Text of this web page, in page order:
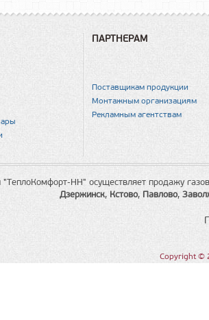
ПАРТНЕРАМ
Поставщикам продукции
Монтажным организациям
Рекламным агентствам
"ТеплоКомфорт-НН" осуществляет продажу
Дзержинск, Кстово, Павлово,
Copyright ©